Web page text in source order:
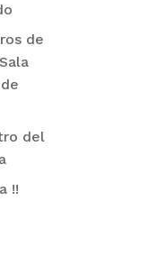
de
del
!!